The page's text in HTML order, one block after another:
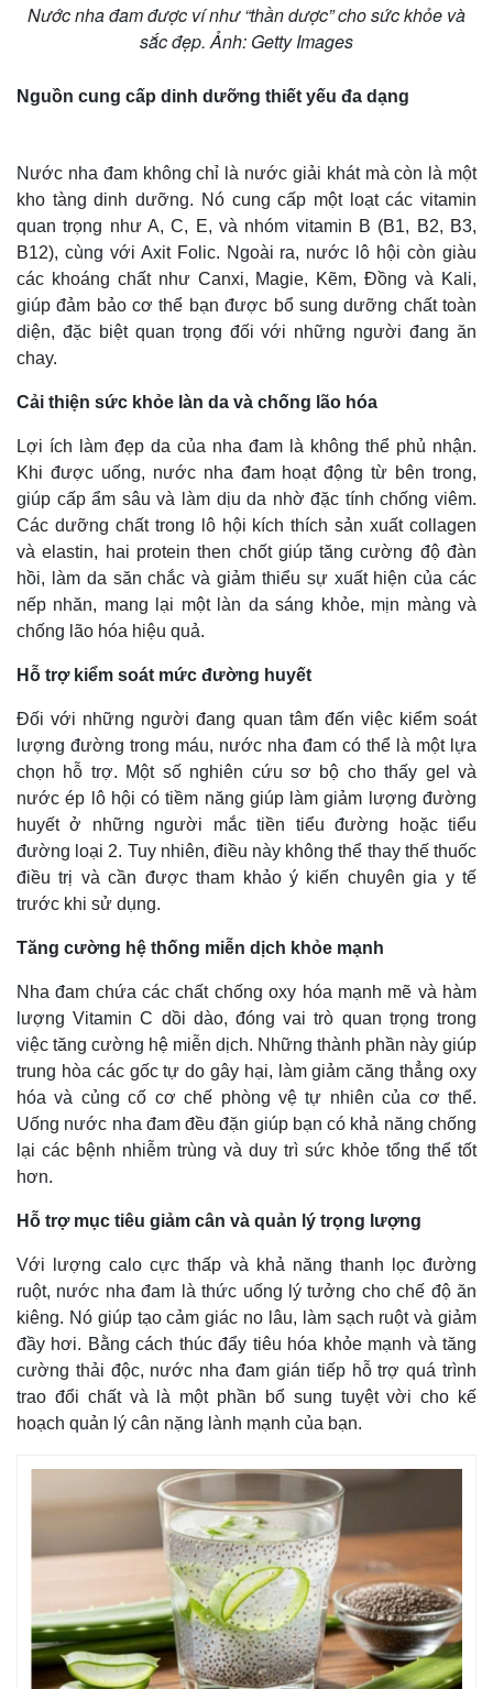
Thế giới
Quan sát
Cuộc sống đó đây
Hồ sơ
Video
E-Magazine
Infographic
Nước nha đam được ví như “thần dược” cho sức khỏe và
sắc đẹp. Ảnh: Getty Images
Nguồn cung cấp dinh dưỡng thiết yếu đa dạng
Nước nha đam không chỉ là nước giải khát mà còn là một
kho tàng dinh dưỡng. Nó cung cấp một loạt các vitamin
quan trọng như A, C, E, và nhóm vitamin B (B1, B2, B3,
B12), cùng với Axit Folic. Ngoài ra, nước lô hội còn giàu
các khoáng chất như Canxi, Magie, Kẽm, Đồng và Kali,
giúp đảm bảo cơ thể bạn được bổ sung dưỡng chất toàn
diện, đặc biệt quan trọng đối với những người đang ăn
chay.
Cải thiện sức khỏe làn da và chống lão hóa
Lợi ích làm đẹp da của nha đam là không thể phủ nhận.
Khi được uống, nước nha đam hoạt động từ bên trong,
giúp cấp ẩm sâu và làm dịu da nhờ đặc tính chống viêm.
Các dưỡng chất trong lô hội kích thích sản xuất collagen
và elastin, hai protein then chốt giúp tăng cường độ đàn
hồi, làm da săn chắc và giảm thiểu sự xuất hiện của các
nếp nhăn, mang lại một làn da sáng khỏe, mịn màng và
chống lão hóa hiệu quả.
Hỗ trợ kiểm soát mức đường huyết
Đối với những người đang quan tâm đến việc kiểm soát
lượng đường trong máu, nước nha đam có thể là một lựa
chọn hỗ trợ. Một số nghiên cứu sơ bộ cho thấy gel và
nước ép lô hội có tiềm năng giúp làm giảm lượng đường
huyết ở những người mắc tiền tiểu đường hoặc tiểu
đường loại 2. Tuy nhiên, điều này không thể thay thế thuốc
điều trị và cần được tham khảo ý kiến chuyên gia y tế
trước khi sử dụng.
Tăng cường hệ thống miễn dịch khỏe mạnh
Nha đam chứa các chất chống oxy hóa mạnh mẽ và hàm
lượng Vitamin C dồi dào, đóng vai trò quan trọng trong
việc tăng cường hệ miễn dịch. Những thành phần này giúp
trung hòa các gốc tự do gây hại, làm giảm căng thẳng oxy
hóa và củng cố cơ chế phòng vệ tự nhiên của cơ thể.
Uống nước nha đam đều đặn giúp bạn có khả năng chống
lại các bệnh nhiễm trùng và duy trì sức khỏe tổng thể tốt
hơn.
Hỗ trợ mục tiêu giảm cân và quản lý trọng lượng
Với lượng calo cực thấp và khả năng thanh lọc đường
ruột, nước nha đam là thức uống lý tưởng cho chế độ ăn
kiêng. Nó giúp tạo cảm giác no lâu, làm sạch ruột và giảm
đầy hơi. Bằng cách thúc đẩy tiêu hóa khỏe mạnh và tăng
cường thải độc, nước nha đam gián tiếp hỗ trợ quá trình
trao đổi chất và là một phần bổ sung tuyệt vời cho kế
hoạch quản lý cân nặng lành mạnh của bạn.